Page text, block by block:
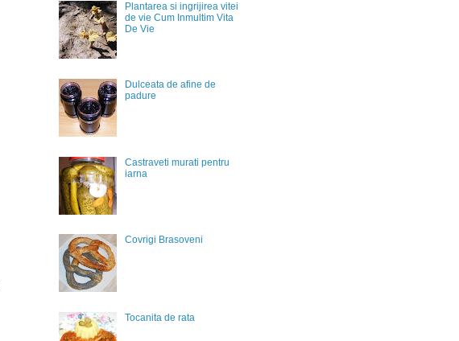
Plantarea si ingrijirea vitei
de vie Cum Inmultim Vita
De Vie
Dulceata de afine de
padure
Castraveti murati pentru
iarna
Covrigi Brasoveni
Tocanita de rata